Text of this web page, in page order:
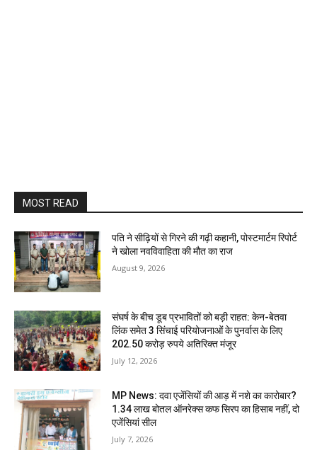
MOST READ
पति ने सीढ़ियों से गिरने की गढ़ी कहानी, पोस्टमार्टम रिपोर्ट
ने खोला नवविवाहिता की मौत का राज
August 9, 2026
संघर्ष के बीच डूब प्रभावितों को बड़ी राहत: केन-बेतवा
लिंक समेत 3 सिंचाई परियोजनाओं के पुनर्वास के लिए
202.50 करोड़ रुपये अतिरिक्त मंजूर
July 12, 2026
MP News: दवा एजेंसियों की आड़ में नशे का कारोबार?
1.34 लाख बोतल ऑनरेक्स कफ सिरप का हिसाब नहीं, दो
एजेंसियां सील
July 7, 2026